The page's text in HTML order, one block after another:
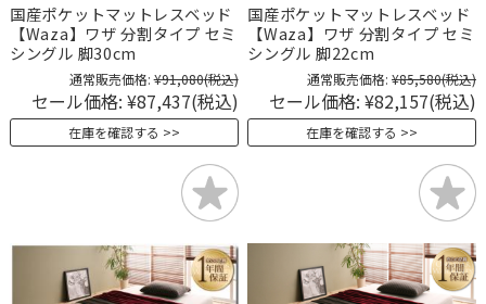
国産ポケットマットレスベッド
【Waza】ワザ 分割タイプ セミ
シングル 脚30cm
通常販売価格: ¥91,080(税込)
セール価格: ¥87,437(税込)
在庫を確認する
国産ポケットマットレスベッド
【Waza】ワザ 分割タイプ セミ
シングル 脚22cm
通常販売価格: ¥85,580(税込)
セール価格: ¥82,157(税込)
在庫を確認する